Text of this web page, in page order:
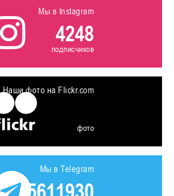
Мы в Instagram
4248
подписчиков
Наши фото на Flickr.com
фото
Мы в Telegram